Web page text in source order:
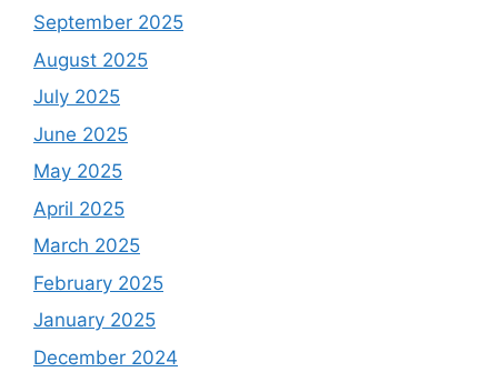
September 2025
August 2025
July 2025
June 2025
May 2025
April 2025
March 2025
February 2025
January 2025
December 2024